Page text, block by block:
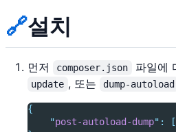
🔗설치
먼저 composer.json 파일에
update , 또는 dump-autoload
{
"post-autoload-dump" : [